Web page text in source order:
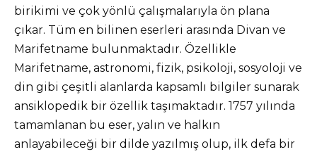
birikimi ve çok yönlü çalışmalarıyla ön plana
çıkar. Tüm en bilinen eserleri arasında Divan ve
Marifetname bulunmaktadır. Özellikle
Marifetname, astronomi, fizik, psikoloji, sosyoloji ve
din gibi çeşitli alanlarda kapsamlı bilgiler sunarak
ansiklopedik bir özellik taşımaktadır. 1757 yılında
tamamlanan bu eser, yalın ve halkın
anlayabileceği bir dilde yazılmış olup, ilk defa bir